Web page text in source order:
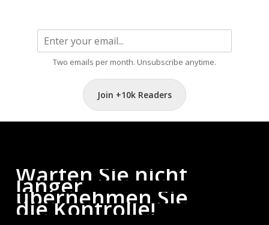
Two emails per month. Unsubscribe anytime.
Join +10k Readers
Warten Sie nicht
länger,
übernehmen Sie
dieKontrolle!